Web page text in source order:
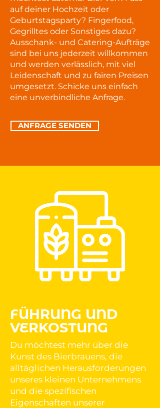
auf deiner Hochzeit oder
Geburtstagsparty? Fingerfood,
Gegrilltes oder Sonstiges dazu?
Ausschank- und Catering-Aufträge
sind bei uns jederzeit willkommen
und werden verlässlich, mit viel
Leidenschaft und zu fairen Preisen
umgesetzt. Schicke uns einfach
eine unverbindliche Anfrage.
ANFRAGE SENDEN
FÜHRUNG UND
VERKOSTUNG
Du möchtest mehr über die
Kunst des Bierbrauens, die
alltäglichen Herausforderungen
unseres kleinen Unternehmens
und die spezifischen
Eigenschaften unserer